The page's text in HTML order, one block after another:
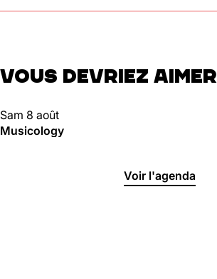
VOUS DEVRIEZ AIMER
CLUBBING
Sam 8 août
Musicology
Voir l'agenda